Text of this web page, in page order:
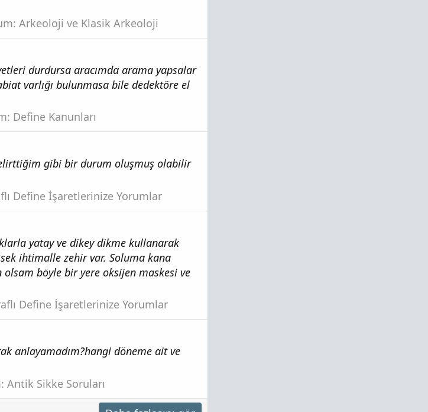
Arkeoloji ve Klasik Arkeoloji
durdursa aracımda arama yapsalar
varlığı bulunmasa bile dedektöre el
Define Kanunları
gibi bir durum oluşmuş olabilir
Define İşaretlerinize Yorumlar
yatay ve dikey dikme kullanarak
ihtimalle zehir var. Soluma kana
böyle bir yere oksijen maskesi ve
Define İşaretlerinize Yorumlar
anlayamadım?hangi döneme ait ve
Antik Sikke Soruları